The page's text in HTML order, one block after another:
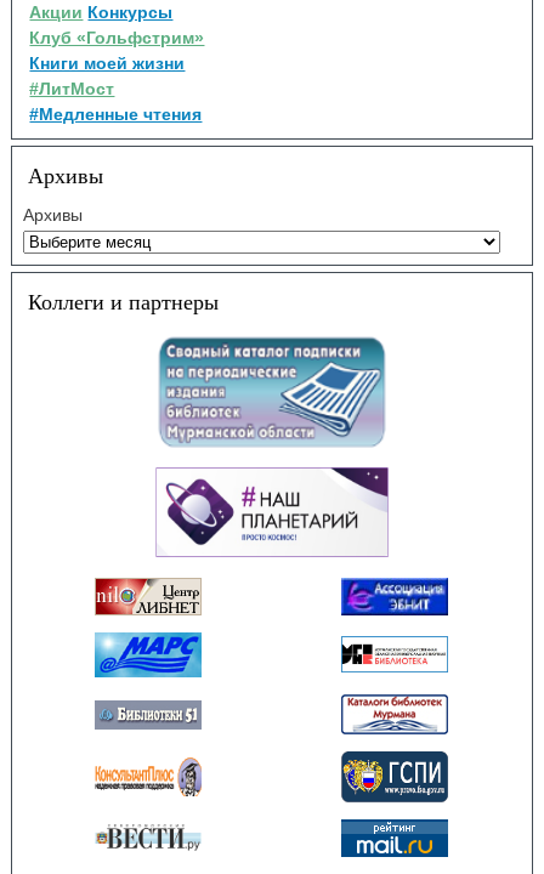
Акции Конкурсы
Клуб «Гольфстрим»
Книги моей жизни
#ЛитМост
#Медленные чтения
Архивы
Архивы
Коллеги и партнеры